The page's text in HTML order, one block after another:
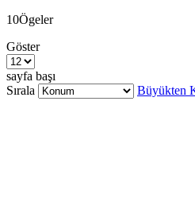
10Ögeler
Göster
sayfa başı
Sırala
Büyükten